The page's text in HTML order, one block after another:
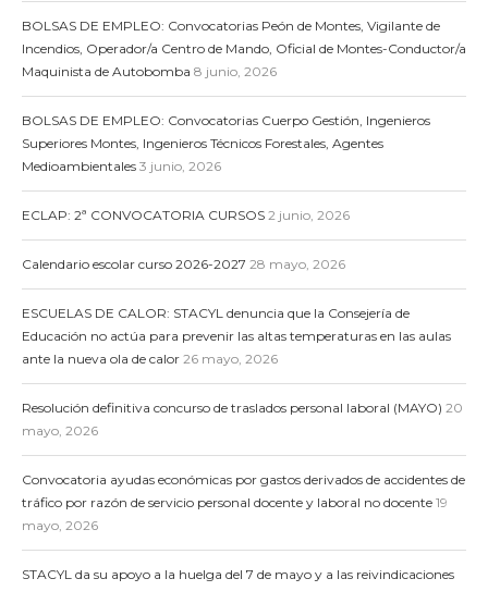
BOLSAS DE EMPLEO: Convocatorias Peón de Montes, Vigilante de
Incendios, Operador/a Centro de Mando, Oficial de Montes-Conductor/a
Maquinista de Autobomba 8 junio, 2026
BOLSAS DE EMPLEO: Convocatorias Cuerpo Gestión, Ingenieros
Superiores Montes, Ingenieros Técnicos Forestales, Agentes
Medioambientales 3 junio, 2026
ECLAP: 2ª CONVOCATORIA CURSOS 2 junio, 2026
Calendario escolar curso 2026-2027 28 mayo, 2026
ESCUELAS DE CALOR: STACYL denuncia que la Consejería de
Educación no actúa para prevenir las altas temperaturas en las aulas
ante la nueva ola de calor 26 mayo, 2026
Resolución definitiva concurso de traslados personal laboral (MAYO) 20
mayo, 2026
Convocatoria ayudas económicas por gastos derivados de accidentes de
tráfico por razón de servicio personal docente y laboral no docente 19
mayo, 2026
STACYL da su apoyo a la huelga del 7 de mayo y a las reivindicaciones